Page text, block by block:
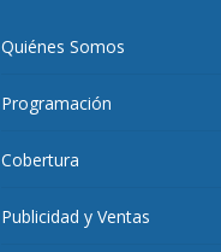
Quiénes Somos
Programación
Cobertura
Publicidad y Ventas